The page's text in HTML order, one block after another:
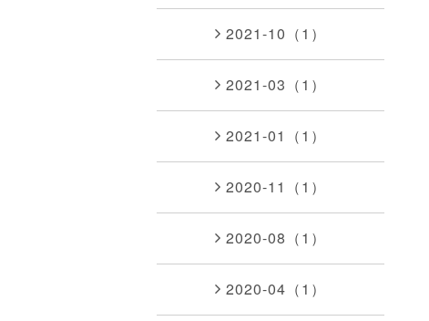
2021-10（1）
2021-03（1）
2021-01（1）
2020-11（1）
2020-08（1）
2020-04（1）